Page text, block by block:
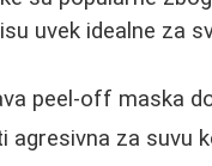
uvek idealne za
peel-off maska
agresivna za suvu